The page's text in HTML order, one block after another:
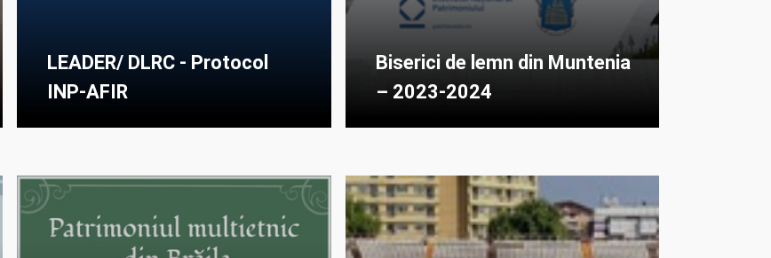
LEADER/ DLRC - Protocol
INP-AFIR
Biserici de lemn din Muntenia
– 2023-2024